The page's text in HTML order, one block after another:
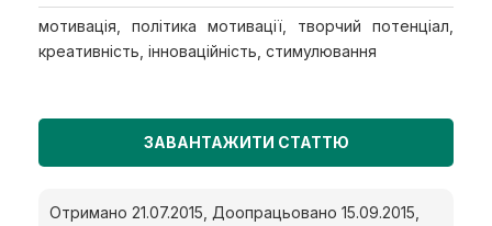
мотивація, політика мотивації, творчий потенціал,
креативність, інноваційність, стимулювання
ЗАВАНТАЖИТИ СТАТТЮ
Отримано 21.07.2015, Доопрацьовано 15.09.2015,